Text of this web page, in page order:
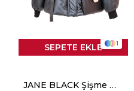
1
JANE BLACK Şişme Mont - Siyah
SEPETE EKLE